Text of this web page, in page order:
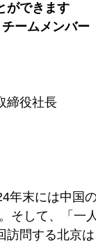
ができます
ームメンバー
締役社長
年末には中国
そして、「一
問する北京